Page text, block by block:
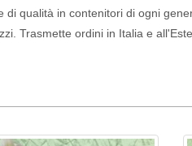
qualità in contenitori di ogni
Trasmette ordini in Italia e